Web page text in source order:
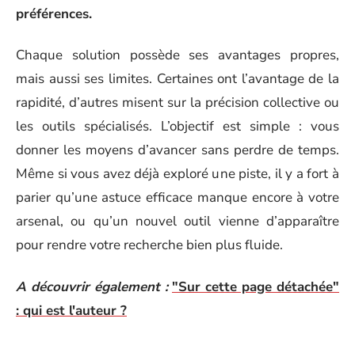
préférences.
Chaque solution possède ses avantages propres,
mais aussi ses limites. Certaines ont l’avantage de la
rapidité, d’autres misent sur la précision collective ou
les outils spécialisés. L’objectif est simple : vous
donner les moyens d’avancer sans perdre de temps.
Même si vous avez déjà exploré une piste, il y a fort à
parier qu’une astuce efficace manque encore à votre
arsenal, ou qu’un nouvel outil vienne d’apparaître
pour rendre votre recherche bien plus fluide.
A découvrir également : "Sur cette page détachée"
: qui est l'auteur ?